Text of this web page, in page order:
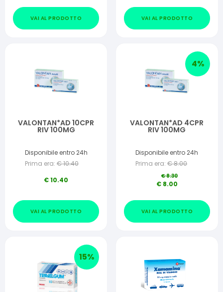
VAI AL PRODOTTO VAI AL PRODOTTO
VALONTAN*AD 10CPR
RIV 100MG
Disponibile entro 24h
Prima era: €10.40
€10.40
VAI AL PRODOTTO
4%
VALONTAN*AD 4CPR
RIV 100MG
Disponibile entro 24h
Prima era: €8.00
€8.30
€ 8.00
VAI AL PRODOTTO
15%